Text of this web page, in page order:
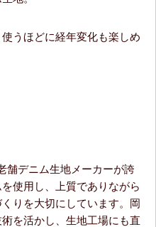
うほどに経年変化も楽しめ
舗デニム生地メーカーが誇
使用し、上質でありながら
りを大切にしています。岡
を活かし、生地工場にも直